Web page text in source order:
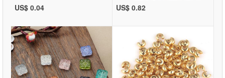
US$ 0.04 US$ 0.82